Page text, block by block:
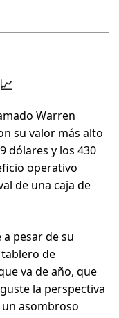
📈
Warren
su valor más alto
dólares y los 430
operativo
de una caja de
pesar de su
de
va de año, que
la perspectiva
un asombroso